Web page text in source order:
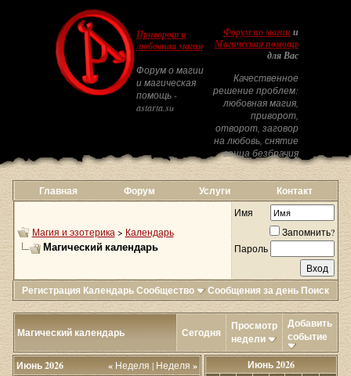
Приворот и
любовная магия
Форум о магии
и магическая
помощь -
astarta.su
Форум по магиии
Магическая помощь
для Вас
Качественное
решение проблем:
любовная магия,
приворот,
отворот, заговор
на любовь, снятие
венца безбрачия
Главная Форум Услуги Контакт
Магия и эзотерика > Календарь
Магический календарь
Имя
Запомнить?
Пароль
Регистрация КалендарьСообщество Сообщения за день Поиск
Магический календарь Сегодня
Просмотр
недели
Добавить
событие
« Неделя | Неделя»
Июнь 2026
Июнь 2026